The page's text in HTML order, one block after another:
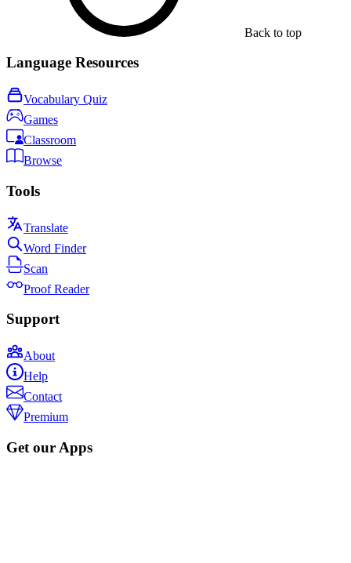
Back to top
Language Resources
Vocabulary Quiz
Games
Classroom
Browse
Tools
Translate
Word Finder
Scan
Proof Reader
Support
About
Help
Contact
Premium
Get our Apps